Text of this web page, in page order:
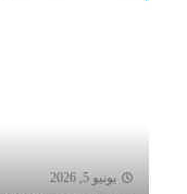
يونيو 5, 2026